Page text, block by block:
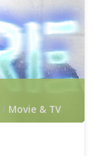
/ Movie & TV